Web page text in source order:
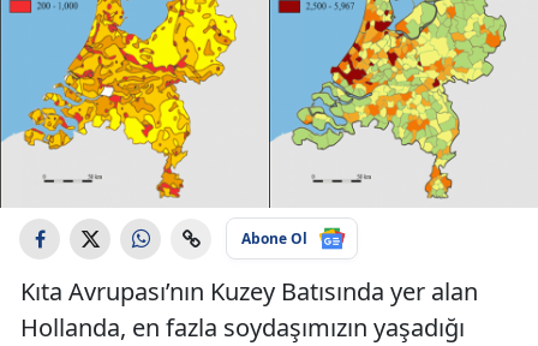
Abone Ol
Kıta Avrupası’nın Kuzey Batısında yer alan
Hollanda, en fazla soydaşımızın yaşadığı